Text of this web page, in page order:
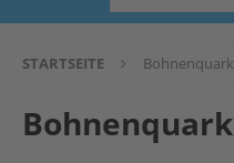
STARTSEITE Bohnenquark
Bohnenquark